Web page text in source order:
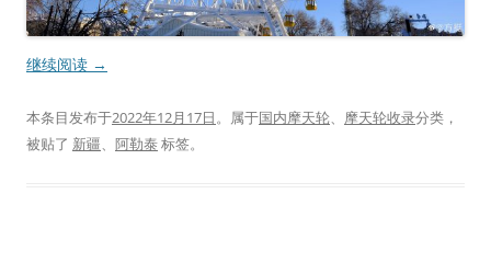
继续阅读 →
本条目发布于2022年12月17日。属于国内摩天轮、 摩天轮收录分类，
被贴了 新疆、 阿勒泰标签。